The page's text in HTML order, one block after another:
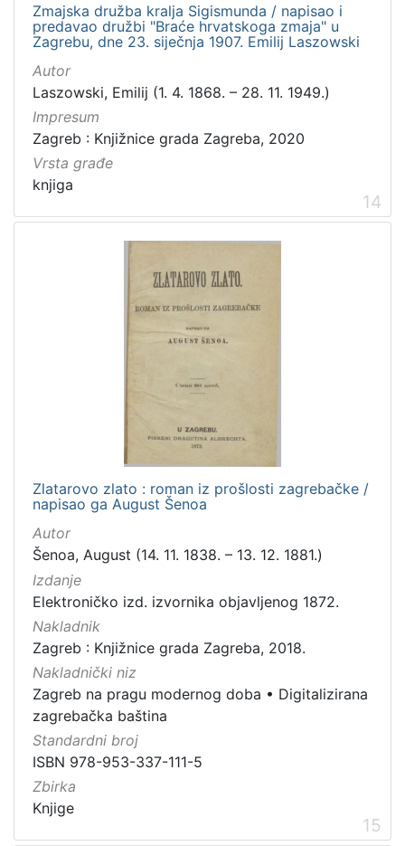
Zmajska družba kralja Sigismunda / napisao i
predavao družbi "Braće hrvatskoga zmaja" u
Zagrebu, dne 23. siječnja 1907. Emilij Laszowski
Autor
Laszowski, Emilij (1. 4. 1868. – 28. 11. 1949.)
Impresum
Zagreb : Knjižnice grada Zagreba, 2020
Vrsta građe
knjiga
14
Zlatarovo zlato : roman iz prošlosti zagrebačke /
napisao ga August Šenoa
Autor
Šenoa, August (14. 11. 1838. – 13. 12. 1881.)
Izdanje
Elektroničko izd. izvornika objavljenog 1872.
Nakladnik
Zagreb : Knjižnice grada Zagreba, 2018.
Nakladnički niz
Zagreb na pragu modernog doba • Digitalizirana
zagrebačka baština
Standardni broj
ISBN 978-953-337-111-5
Zbirka
Knjige
15